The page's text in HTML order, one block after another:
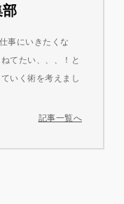
事にいきたくな
てたい、、、！と
いく術を考えまし
記事一覧へ